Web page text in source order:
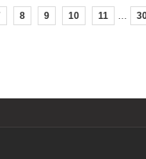
8 9 10 11